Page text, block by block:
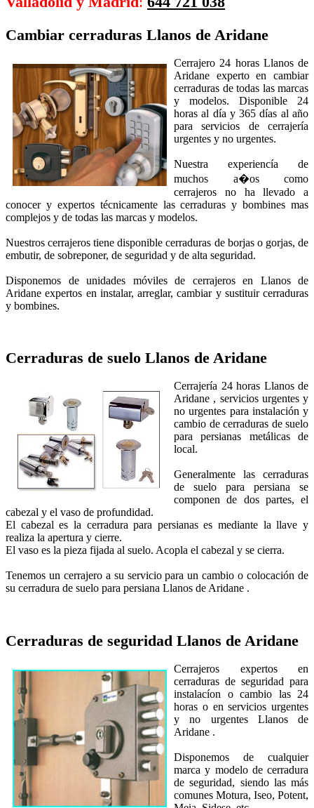
Cambiar cerraduras Llanos de Aridane
Cerrajero 24 horas Llanos de
Aridane experto en cambiar
cerraduras de todas las marcas
y modelos. Disponible 24
horas al día y 365 días al año
para servicios de cerrajería
urgentes y no urgentes.
Nuestra experiencía de
muchos a�os como
cerrajeros no ha llevado a
conocer y expertos técnicamente las cerraduras y bombines mas
complejos y de todas las marcas y modelos.
Nuestros cerrajeros tiene disponible cerraduras de borjas o gorjas, de
embutir, de sobreponer, de seguridad y de alta seguridad.
Disponemos de unidades móviles de cerrajeros en Llanos de
Aridane expertos en instalar, arreglar, cambiar y sustituir cerraduras
y bombines.
Cerraduras de suelo Llanos de Aridane
Cerrajería 24 horas Llanos de
Aridane , servicios urgentes y
no urgentes para instalación y
cambio de cerraduras de suelo
para persianas metálicas de
local.
Generalmente las cerraduras
de suelo para persiana se
componen de dos partes, el
cabezal y el vaso de profundidad.
El cabezal es la cerradura para persianas es mediante la llave y
realiza la apertura y cierre.
El vaso es la pieza fijada al suelo. Acopla el cabezal y se cierra.
Tenemos un cerrajero a su servicio para un cambio o colocación de
su cerradura de suelo para persiana Llanos de Aridane .
Cerraduras de seguridad Llanos de Aridane
Cerrajeros expertos en
cerraduras de seguridad para
instalacíon o cambio las 24
horas o en servicios urgentes
y no urgentes Llanos de
Aridane .
Disponemos de cualquier
marca y modelo de cerradura
de seguridad, siendo las más
comunes Motura, Iseo, Potent,